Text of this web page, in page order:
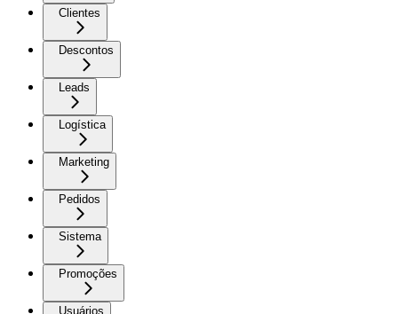
Clientes
Descontos
Leads
Logística
Marketing
Pedidos
Sistema
Promoções
Usuários